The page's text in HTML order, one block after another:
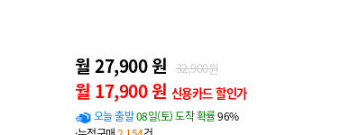
월 27,900 원 32,900원
월 17,900 원 신용카드 할인가
오늘 출발08일(토) 도착 확률96%